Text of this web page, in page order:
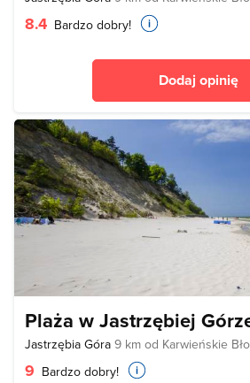
8.4 Bardzo dobry!
Dodaj opinię
Plaża w Jastrzębiej
Jastrzębia Góra 9 km od Karwieńskie
9 Bardzo dobry!